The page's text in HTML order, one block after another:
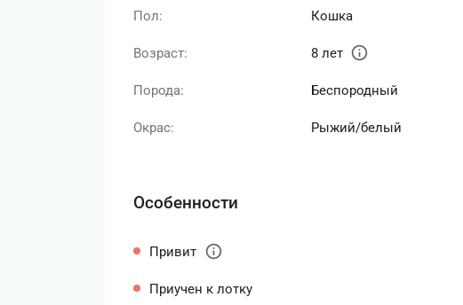
Пол: Кошка
Возраст: 8 лет info
Порода: Беспородный
Окрас: Рыжий/белый
Особенности
Привит info
Приучен к лотку